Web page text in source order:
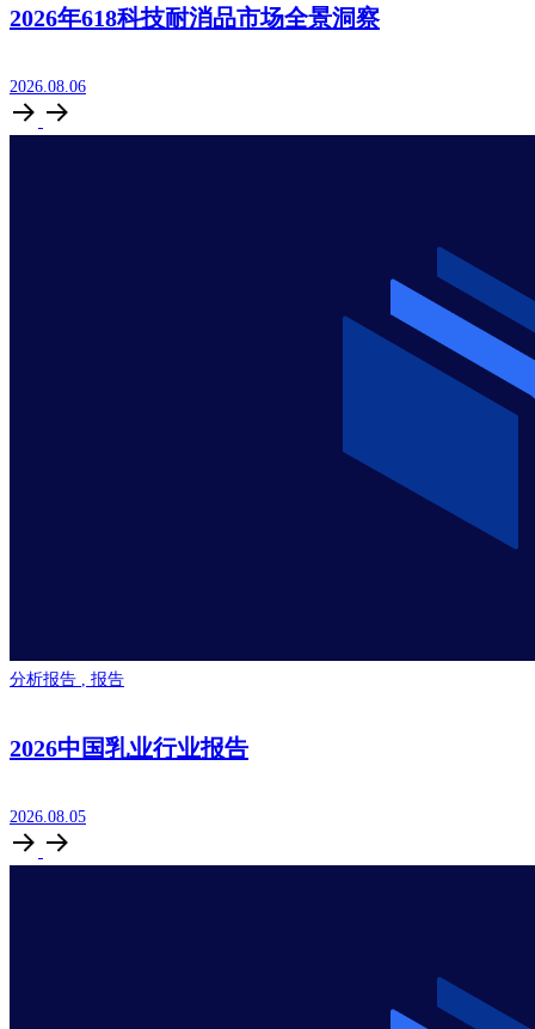
2026年618科技耐消品市场全景洞察
2026.08.06
分析报告 报告
2026中国乳业行业报告
2026.08.05